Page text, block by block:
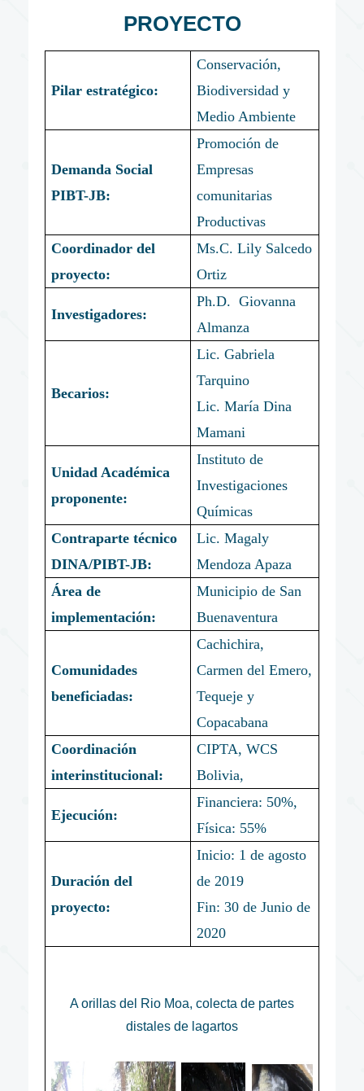
PROYECTO
Pilar estratégico:
Conservación,
Biodiversidad y
Medio Ambiente
Demanda Social
PIBT-JB:
Promoción de
Empresas
comunitarias
Productivas
Coordinador del
proyecto:
Ms.C. Lily Salcedo
Ortiz
Investigadores:
Ph.D. Giovanna
Almanza
Becarios:
Lic. Gabriela
Tarquino
Lic. María Dina
Mamani
Unidad Académica
proponente:
Instituto de
Investigaciones
Químicas
Contraparte técnico
DINA/PIBT-JB:
Lic. Magaly
Mendoza Apaza
Área de
implementación:
Municipio de San
Buenaventura
Comunidades
beneficiadas:
Cachichira,
Carmen del Emero,
Tequeje y
Copacabana
Coordinación
interinstitucional:
CIPTA, WCS
Bolivia,
Ejecución:
Financiera: 50%,
Física: 55%
Duración del
proyecto:
Inicio: 1 de agosto
de 2019
Fin: 30 de Junio de
2020
A orillas del Rio Moa, colecta de partes
distales de lagartos